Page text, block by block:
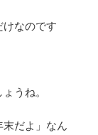
けなのです
うね。
だよ」なん